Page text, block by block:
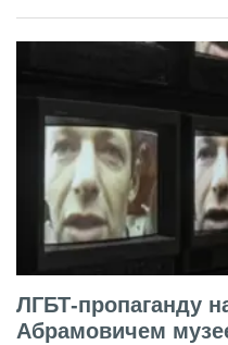
ЛГБТ-пропаганду
Абрамовичем